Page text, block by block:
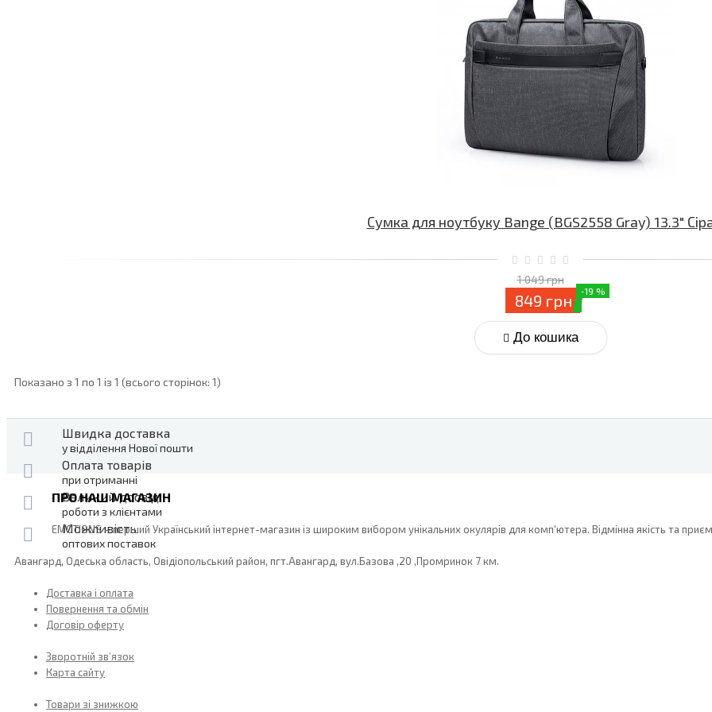
Сумка для ноутбуку Bange (BGS2558 Gray) 13.3″
1 049 грн
849 грн -19 %
До кошика
Показано з 1 по 1 із 1 (всього сторінок: 1)
Швидка доставка
у відділення Нової пошти
Оплата товарів
при отриманні
Великий досвід
роботи з клієнтами
Можливість
оптових поставок
ПРО НАШ МАГАЗИН
EMOTIONS – перший Український інтернет-магазин із широким вибором унікальних окулярів для комп'ютера. Відмінна якість та
Авангард, Одеська область, Овідіопольський район, пгт.Авангард, вул.Базова ,20 ,Промринок 7 км.
Доставка і оплата
Повернення та обмін
Договір оферту
Зворотній зв’язок
Карта сайту
Товари зі знижкою